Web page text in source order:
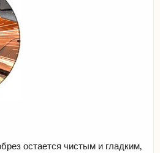
informácií
остается чистым и гладким,